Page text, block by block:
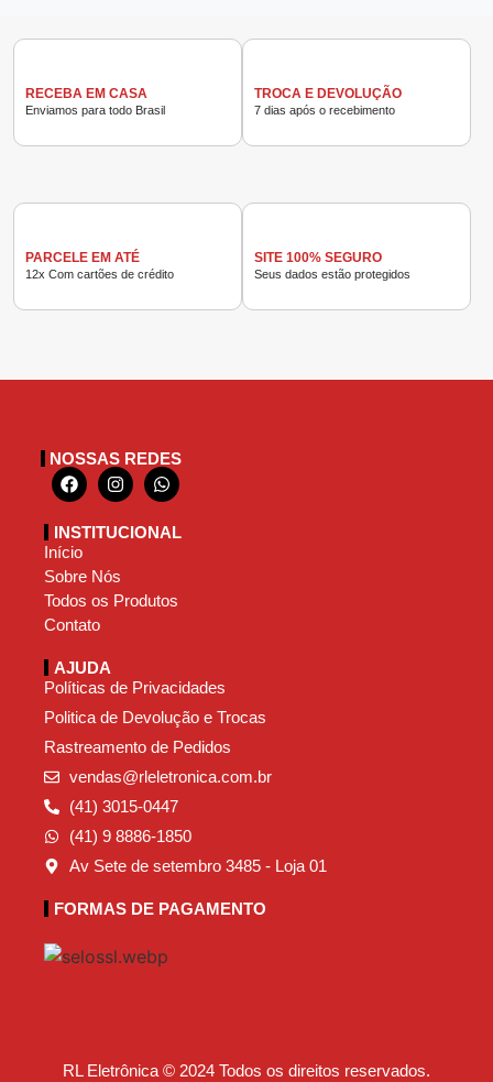
RECEBA EM CASA
Enviamos para todo Brasil
TROCA E DEVOLUÇÃO
7 dias após o recebimento
PARCELE EM ATÉ
12x Com cartões de crédito
SITE 100% SEGURO
Seus dados estão protegidos
NOSSAS REDES
INSTITUCIONAL
Início
Sobre Nós
Todos os Produtos
Contato
AJUDA
Políticas de Privacidades
Politica de Devolução e Trocas
Rastreamento de Pedidos
vendas@rleletronica.com.br
(41) 3015-0447
(41) 9 8886-1850
Av Sete de setembro 3485 - Loja 01
FORMAS DE PAGAMENTO
RL Eletrônica © 2024 Todos os direitos reservados.